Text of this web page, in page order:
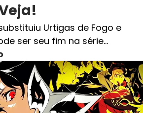
Urtigas de Fogo e
ser seu fim na série…